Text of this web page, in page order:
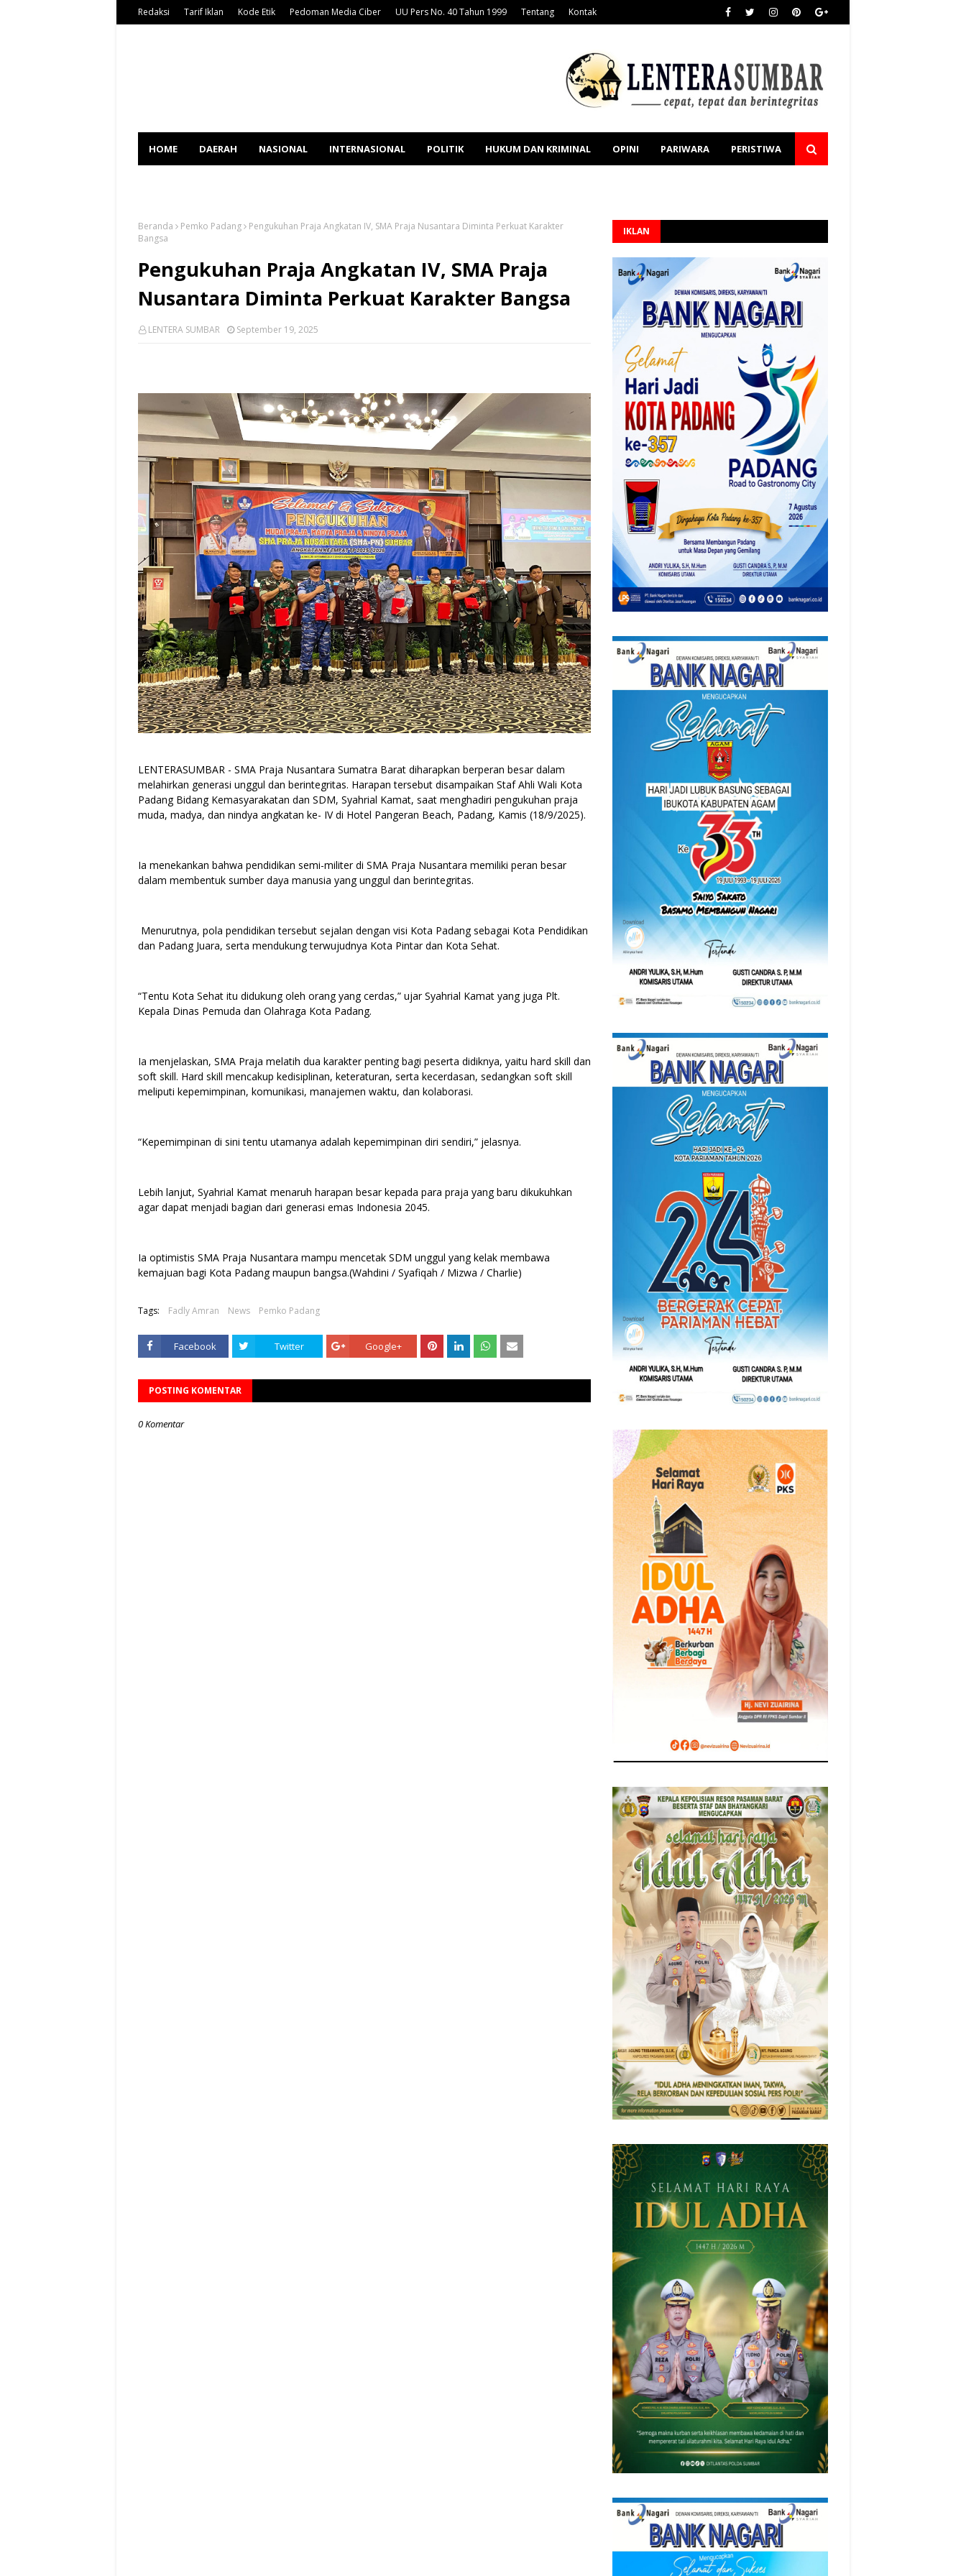
Redaksi Tarif Iklan Kode Etik Pedoman Media Ciber UU Pers No. 40 Tahun 1999 Tentang Kontak
HOME DAERAH NASIONAL INTERNASIONAL POLITIK HUKUM DAN KRIMINAL OPINI PARIWARA PERISTIWA
Beranda Pemko Padang
Pengukuhan Praja Angkatan IV, SMA Praja Nusantara Diminta Perkuat Karakter
Bangsa
Pengukuhan Praja Angkatan IV, SMA Praja
Nusantara Diminta Perkuat Karakter Bangsa
LENTERA SUMBAR September 19, 2025
LENTERASUMBAR - SMA Praja Nusantara Sumatra Barat diharapkan berperan besar dalam
melahirkan generasi unggul dan berintegritas. Harapan tersebut disampaikan Staf Ahli Wali Kota
Padang Bidang Kemasyarakatan dan SDM, Syahrial Kamat, saat menghadiri pengukuhan praja
muda, madya, dan nindya angkatan ke- IV di Hotel Pangeran Beach, Padang, Kamis (18/9/2025).
Ia menekankan bahwa pendidikan semi-militer di SMA Praja Nusantara memiliki peran besar
dalam membentuk sumber daya manusia yang unggul dan berintegritas.
Menurutnya, pola pendidikan tersebut sejalan dengan visi Kota Padang sebagai Kota Pendidikan
dan Padang Juara, serta mendukung terwujudnya Kota Pintar dan Kota Sehat.
“Tentu Kota Sehat itu didukung oleh orang yang cerdas,” ujar Syahrial Kamat yang juga Plt.
Kepala Dinas Pemuda dan Olahraga Kota Padang.
Ia menjelaskan, SMA Praja melatih dua karakter penting bagi peserta didiknya, yaitu hard skill dan
soft skill. Hard skill mencakup kedisiplinan, keteraturan, serta kecerdasan, sedangkan soft skill
meliputi kepemimpinan, komunikasi, manajemen waktu, dan kolaborasi.
“Kepemimpinan di sini tentu utamanya adalah kepemimpinan diri sendiri,” jelasnya.
Lebih lanjut, Syahrial Kamat menaruh harapan besar kepada para praja yang baru dikukuhkan
agar dapat menjadi bagian dari generasi emas Indonesia 2045.
Ia optimistis SMA Praja Nusantara mampu mencetak SDM unggul yang kelak membawa
kemajuan bagi Kota Padang maupun bangsa.(Wahdini / Syafiqah / Mizwa / Charlie)
Tags: Fadly Amran News Pemko Padang
Facebook Twitter Google+
POSTING KOMENTAR
0 Komentar
IKLAN